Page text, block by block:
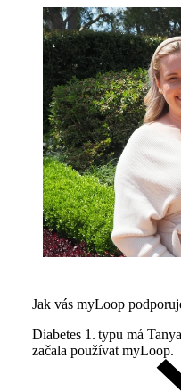
Jak vás myLoop
Diabetes 1. typu má
začala používat myLoop.